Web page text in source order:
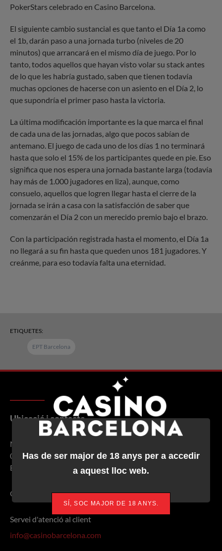
PokerStars celebrado en Casino Barcelona.
El siguiente cambio sustancial es que tanto el Día 1a como
el 1b, darán paso a una jornada turbo (niveles de 20
minutos) que arrancará en el mismo día de juego. Por lo
tanto, todos aquellos que hayan visto volar su stack antes
de lo que les habría gustado, saben que tienen todavía
muchas opciones de hacerse con un asiento en el Día 2, lo
que supondría el primer paso hasta la victoria.
La última modificación importante es la que marca el final
de cada una de las jornadas, algo que pocos sabían de
antemano. El juego de cada uno de los días 1 no terminará
hasta que solo el 15% de los participantes quede en pie. Eso
significa que nos espera una jornada bastante larga (todavía
hay más de 1.000 jugadores en liza), aunque, como
consuelo, aquellos que logren llegar hasta el cierre de la
jornada se irán a casa con la satisfacción de saber que
comenzarán el Día 2 con un merecido premio bajo el brazo.
Con la participación registrada hasta el momento, el Día 1a
no llegará a su fin hasta que queden unos 181 jugadores. Y
creánme, para eso todavía falta una eternidad.
ETIQUETES:
EPT Barcelona
Ubicació i contacte
Marina, 19-21
08005 (Port Olímpic)
Barcelona - Espanya
Google Maps
Servei d'atenció al client
info@casinobarcelona.com
Has de ser major de 18 anys per a accedir
a aquest lloc web.
SÍ, SOC MAJOR DE 18 ANYS.